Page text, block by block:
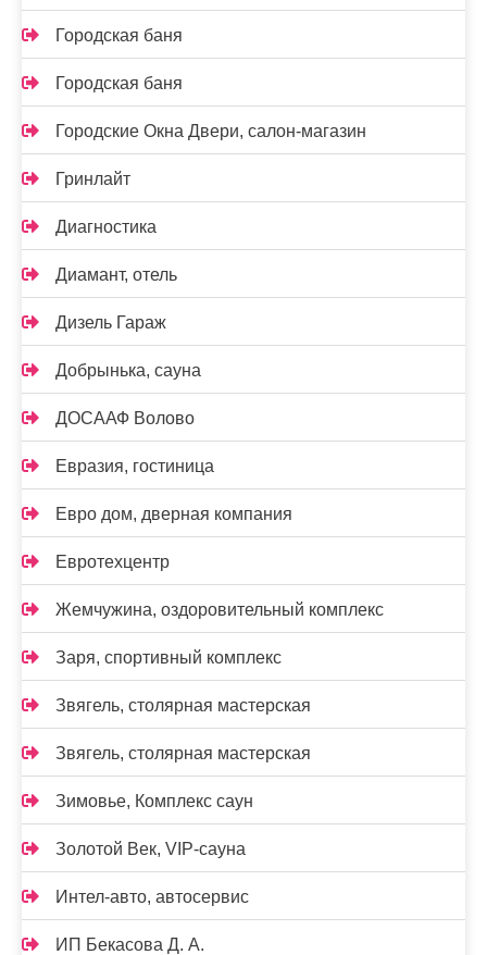
Городская баня
Городская баня
Городские Окна Двери, салон-магазин
Гринлайт
Диагностика
Диамант, отель
Дизель Гараж
Добрынька, сауна
ДОСААФ Волово
Евразия, гостиница
Евро дом, дверная компания
Евротехцентр
Жемчужина, оздоровительный комплекс
Заря, спортивный комплекс
Звягель, столярная мастерская
Звягель, столярная мастерская
Зимовье, Комплекс саун
Золотой Век, VIP-сауна
Интел-авто, автосервис
ИП Бекасова Д. А.